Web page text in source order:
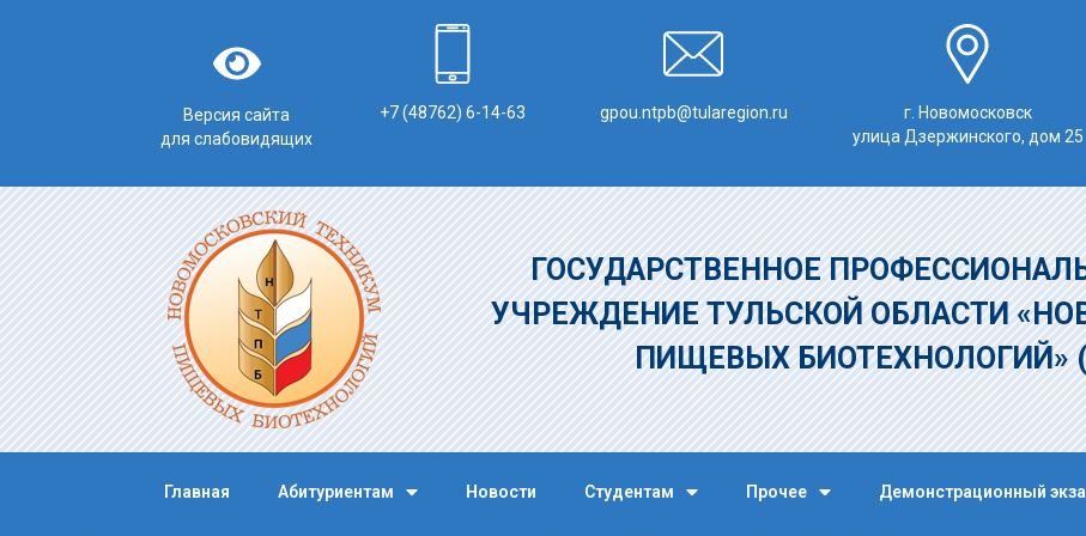
Версия сайта
для слабовидящих
+7 (48762) 6-14-63 gpou.ntpb@tularegion.ru
г. Новомосковск
улица Дзержинского, дом 25
ГОСУДАРСТВЕННОЕ
УЧРЕЖДЕНИЕ ТУЛЬСКОЙ ОБЛАСТИ
ПИЩЕВЫХ БИОТЕХНОЛОГИЙ»
Главная Абитуриентам Новости Студентам Прочее Демонстрационный